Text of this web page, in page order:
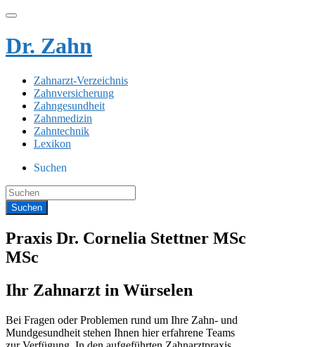
Dr. Zahn
Zahnarzt-Verzeichnis
Zahnversicherung
Zahngesundheit
Zahnmedizin
Zahntechnik
Lexikon
Suchen
Praxis Dr. Cornelia Stettner MSc
MSc
Ihr Zahnarzt in Würselen
Bei Fragen oder Problemen rund um Ihre Zahn- und
Mundgesundheit stehen Ihnen hier erfahrene Teams